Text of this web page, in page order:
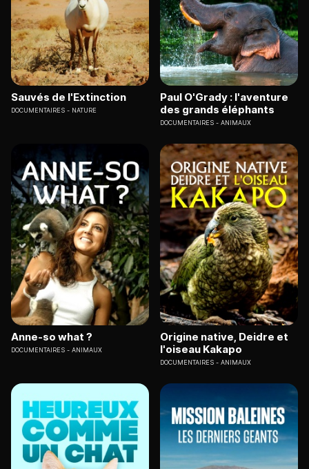
Sauvés de l'Extinction
DOCUMENTAIRES NATURE
Paul O'Grady : l'aventure
des grands éléphants
DOCUMENTAIRES ANIMAUX
Anne-so what ?
DOCUMENTAIRES ANIMAUX
Origine native, Deidre et
l'oiseau Kakapo
DOCUMENTAIRES ANIMAUX